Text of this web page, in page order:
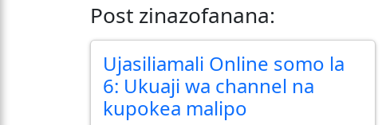
Post zinazofanana:
Ujasiliamali Online somo la
6: Ukuaji wa channel na
kupokea malipo